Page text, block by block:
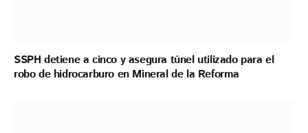
SSPH detiene a cinco y asegura túnel utilizado para el
robo de hidrocarburo en Mineral de la Reforma